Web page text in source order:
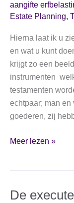
aangifte
Estate Planning,
Hierna laat ik u
en wat u kunt
krijgt zo een
instrumenten
testamenten
echtpaar; man en
goederen, zij
Praktijkvoorbeeld
erfbelasting
Meer lezen »
De